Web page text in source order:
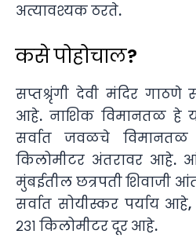
अत्यावश्यक ठरते.
कसे पोहोचाल?
सप्तश्रृंगी देवी मंदिर
आहे. नाशिक विमानतळ हे
सर्वात जवळचे
किलोमीटर अंतरावर आहे.
मुंबईतील छत्रपती शिवाजी
सर्वात सोयीस्कर पर्याय
२३१ किलोमीटर दूर आहे.